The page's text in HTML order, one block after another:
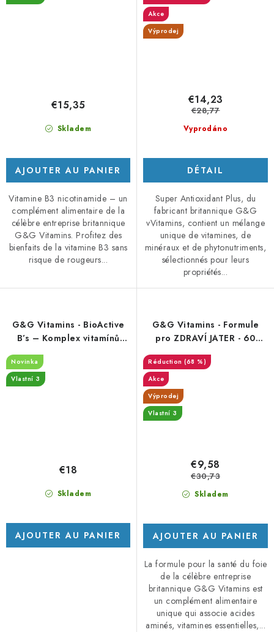
Skladem
€15,35
AJOUTER AU PANIER
Vitamine B3 nicotinamide – un
complément alimentaire de la
célèbre entreprise britannique
G&G Vitamins. Profitez des
bienfaits de la vitamine B3 sans
risque de rougeurs...
Akce
Výprodej
Vyprodáno
€14,23
€28,77
DÉTAIL
Super Antioxidant Plus, du
fabricant britannique G&G
vVitamins, contient un mélange
unique de vitamines, de
minéraux et de phytonutriments,
sélectionnés pour leurs
propriétés...
G&G Vitamins - BioActive
B’s – Komplex vitamínů
skupiny B – 60 vegan
Novinka
Vlastní 3
Skladem
€18
AJOUTER AU PANIER
G&G Vitamins - Formule
pro ZDRAVÍ JATER - 60
kapslí -DMS 17.2.2026
(68 %)
Akce
Výprodej
Vlastní 3
Skladem
€9,58
€30,73
AJOUTER AU PANIER
La formule pour la santé du foie
de la célèbre entreprise
britannique G&G Vitamins est
un complément alimentaire
unique qui associe acides
aminés, vitamines essentielles,...